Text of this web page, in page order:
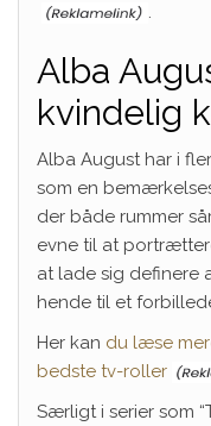
.
Alba
kvindelig
Alba August har i
som en
der både rummer
evne til at
at lade sig definere
hende til et
Her kan du læse
bedste tv-roller
Særligt i serier som